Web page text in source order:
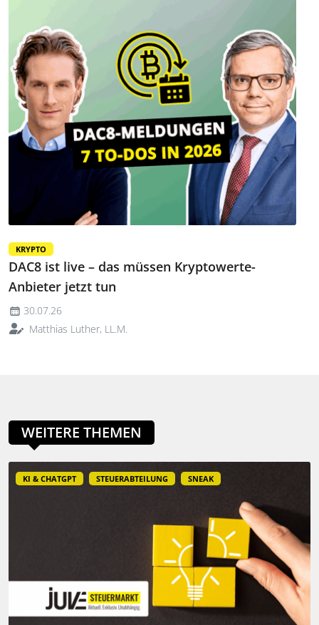
KRYPTO
DAC8 ist live – das müssen Kryptowerte-
Anbieter jetzt tun
30.07.26
Matthias Luther, LL.M.
WEITERE THEMEN
KI & CHATGPT STEUERABTEILUNG SNEAK